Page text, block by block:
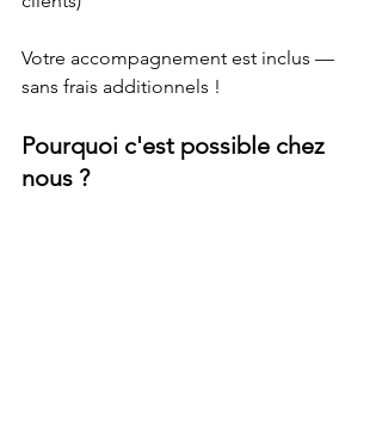
Votre accompagnement est inclus —
sans frais additionnels !
Pourquoi c'est possible chez
nous ?